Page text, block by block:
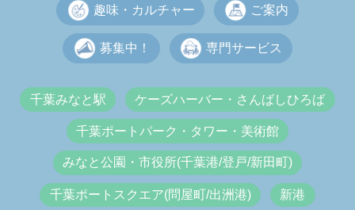
趣味・カルチャー ご案内
募集中！ 専門サービス
千葉みなと駅 ケーズハーバー・さんばしひろば
千葉ポートパーク・タワー・美術館
みなと公園・市役所(千葉港/登戸/新田町)
千葉ポートスクエア(問屋町/出洲港) 新港